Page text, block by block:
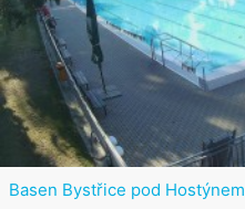
Basen Bystřice pod Hostýnem